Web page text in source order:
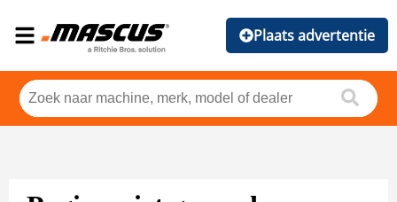
Plaats advertentie